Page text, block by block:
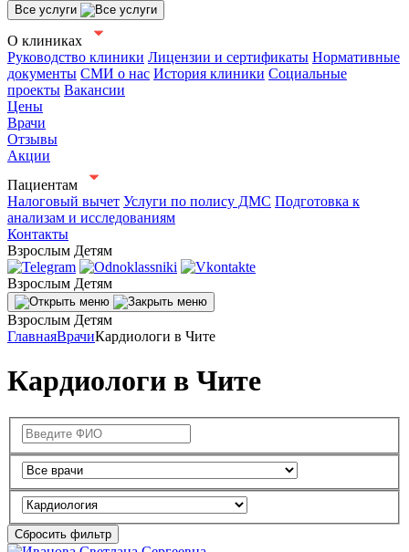
Все услуги
О клиниках
Руководство клиники Лицензии и сертификаты Нормативные
документы СМИ о нас История клиники Социальные
проекты Вакансии
Цены
Врачи
Отзывы
Акции
Пациентам
Налоговый вычет Услуги по полису ДМС Подготовка к
анализам и исследованиям
Контакты
Взрослым Детям
Взрослым Детям
Взрослым Детям
ГлавнаяВрачиКардиологи в Чите
Кардиологи в Чите
Сбросить фильтр